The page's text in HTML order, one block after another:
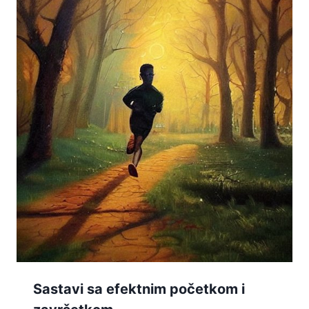
Sastavi sa efektnim početkom i